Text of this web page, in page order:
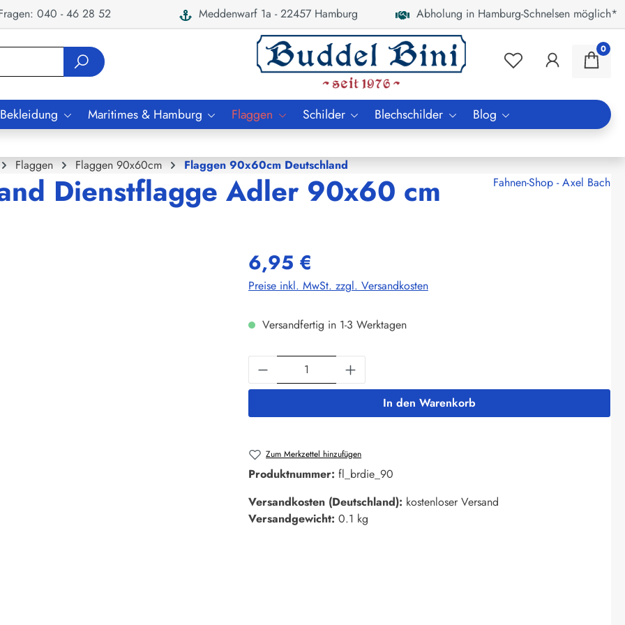
040 - 46 28 52 Meddenwarf 1a - 22457 Hamburg Abholung in Hamburg-Schnelsen möglich*
0
Maritimes & Hamburg Flaggen Schilder Blechschilder Blog
Flaggen Flaggen 90x60cm Flaggen 90x60cm Deutschland
Dienstflagge Adler 90x60 cm Fahnen-Shop - Axel Bach
6,95 €
Preise inkl. MwSt. zzgl. Versandkosten
Versandfertig in 1-3 Werktagen
Produkt Anzahl: Gib den gewünschten Wert ein
In den Warenkorb
Zum Merkzettel hinzufügen
Produktnummer: fl_brdie_90
Versandkosten (Deutschland): kostenloser Versand
Versandgewicht: 0.1 kg